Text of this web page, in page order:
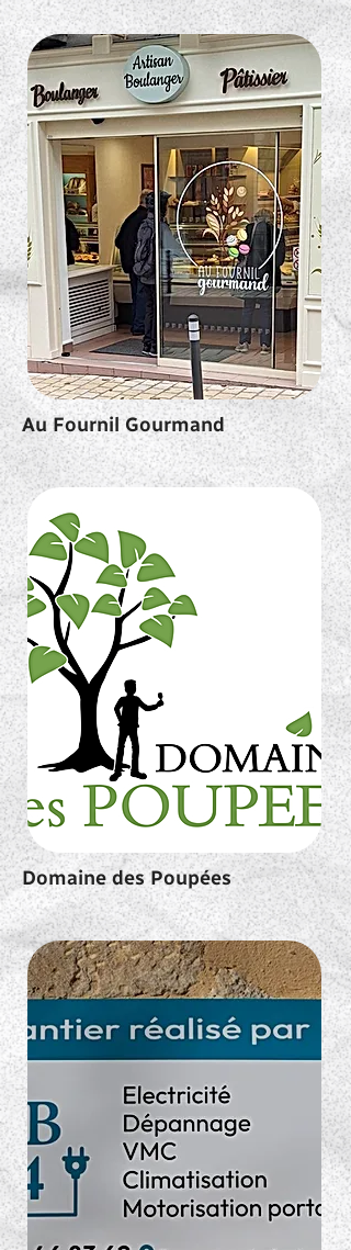
Au Fournil Gourmand
Domaine des Poupées